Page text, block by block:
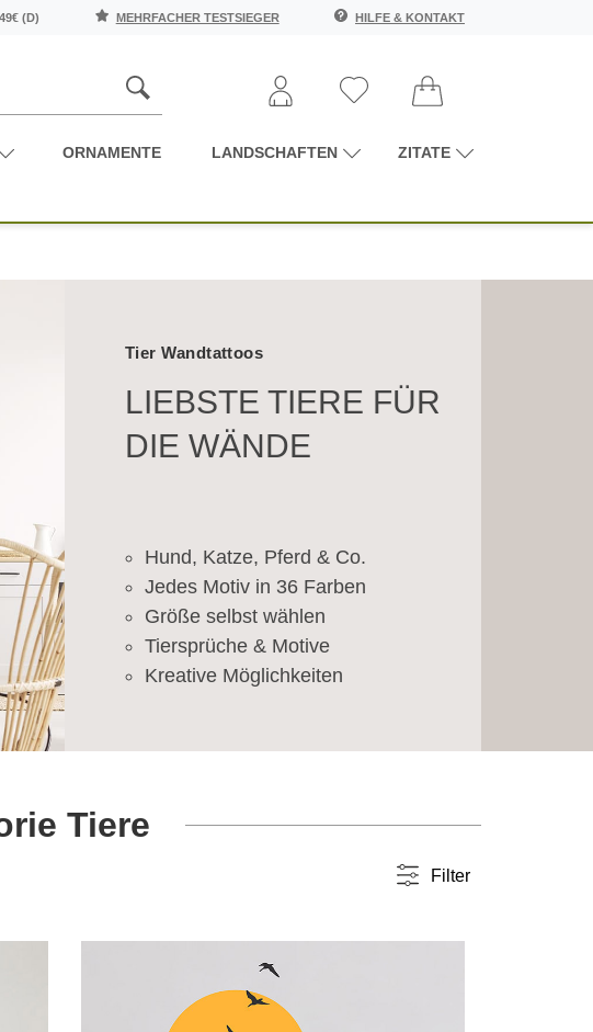
(D) MEHRFACHER TESTSIEGER HILFE & KONTAKT
ORNAMENTE LANDSCHAFTEN ZITATE
Tier Wandtattoos
LIEBSTE TIERE FÜR
DIE WÄNDE
Hund, Katze, Pferd & Co.
Jedes Motiv in 36 Farben
Größe selbst wählen
Tiersprüche & Motive
Kreative Möglichkeiten
Tiere
Filter
einfarbig
36 Varianten pro Motiv